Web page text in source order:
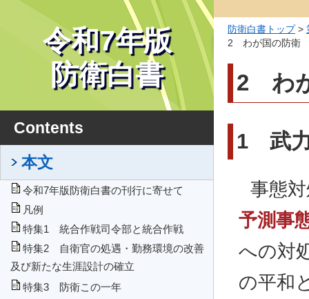
令和7年版
防衛白書
Contents
本文
令和7年版防衛白書の刊行に寄せて
凡例
特集1 統合作戦司令部と統合作戦
特集2 自衛官の処遇・勤務環境の改善
及び新たな生涯設計の確立
特集3 防衛この一年
防衛白書トップ>
2 わが国の防衛
2 わ
1 武力
事態
予測事
への対
の平和